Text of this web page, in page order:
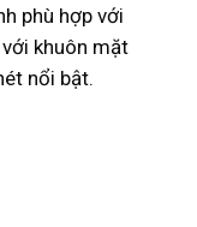
phù hợp với
khuôn mặt
nổi bật.